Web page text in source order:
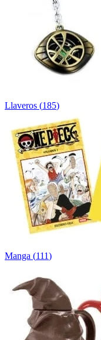
Llaveros (185)
Manga (111)